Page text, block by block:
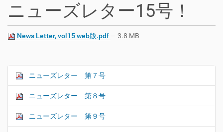
ニューズレター15号！
News Letter, vol15 web版.pdf— 3.8 MB
ナ
ゲ
ー
シ
ニューズレター 第７号
ニューズレター 第８号
ニューズレター 第９号